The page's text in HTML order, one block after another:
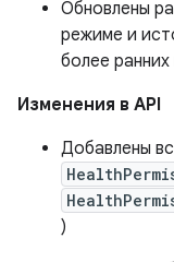
Обновлены
режиме и
более ранних
Изменения в API
Добавлены
)